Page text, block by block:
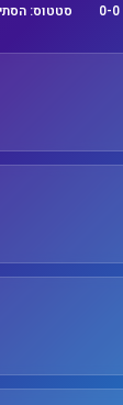
0 סטטוס:הסתיים